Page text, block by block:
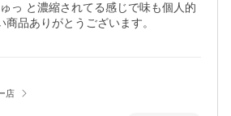
っ と濃縮されてる感じで味も個人的
品ありがとうございます。
店